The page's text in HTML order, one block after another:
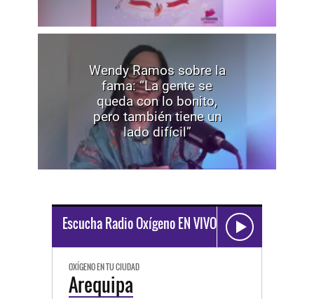
Wendy Ramos sobre la
fama: “La gente se
queda con lo bonito,
pero también tiene un
lado difícil”
Escucha Radio Oxígeno EN VIVO
OXÍGENO EN TU CIUDAD
Arequipa